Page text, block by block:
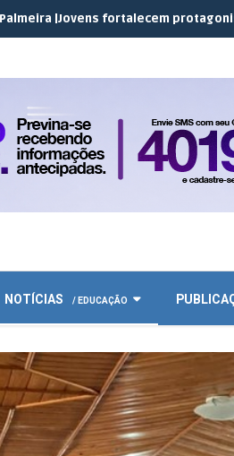
fortalecem protagonismo no campo
NOTÍCIAS / EDUCAÇÃO